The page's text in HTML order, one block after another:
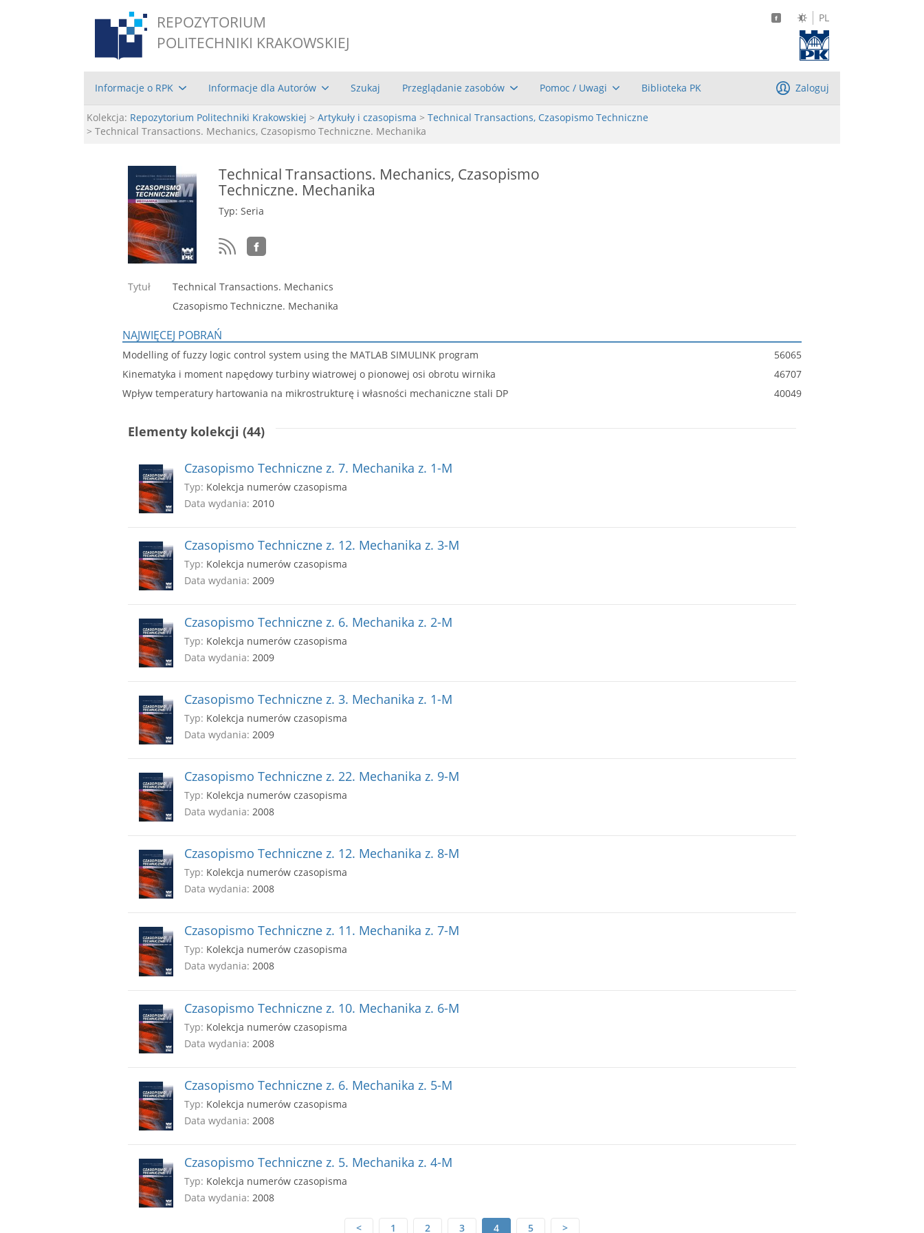
REPOZYTORIUM
POLITECHNIKI KRAKOWSKIEJ
PL
Informacje o RPK Informacje dla Autorów Szukaj Przeglądanie zasobów Pomoc / Uwagi Biblioteka PK Zaloguj
Kolekcja: Repozytorium Politechniki Krakowskiej > Artykuły i czasopisma > Technical Transactions, Czasopismo Techniczne
> Technical Transactions. Mechanics, Czasopismo Techniczne. Mechanika
Technical Transactions. Mechanics, Czasopismo
Techniczne. Mechanika
Typ: Seria
Tytuł
Technical Transactions. Mechanics
Czasopismo Techniczne. Mechanika
NAJWIĘCEJ POBRAŃ
Modelling of fuzzy logic control system using the MATLAB SIMULINK program
56065
Kinematyka i moment napędowy turbiny wiatrowej o pionowej osi obrotu wirnika
46707
Wpływ temperatury hartowania na mikrostrukturę i własności mechaniczne stali DP
40049
Elementy kolekcji (44)
Czasopismo Techniczne z. 7. Mechanika z. 1-M
Typ: Kolekcja numerów czasopisma
Data wydania: 2010
Czasopismo Techniczne z. 12. Mechanika z. 3-M
Typ: Kolekcja numerów czasopisma
Data wydania: 2009
Czasopismo Techniczne z. 6. Mechanika z. 2-M
Typ: Kolekcja numerów czasopisma
Data wydania: 2009
Czasopismo Techniczne z. 3. Mechanika z. 1-M
Typ: Kolekcja numerów czasopisma
Data wydania: 2009
Czasopismo Techniczne z. 22. Mechanika z. 9-M
Typ: Kolekcja numerów czasopisma
Data wydania: 2008
Czasopismo Techniczne z. 12. Mechanika z. 8-M
Typ: Kolekcja numerów czasopisma
Data wydania: 2008
Czasopismo Techniczne z. 11. Mechanika z. 7-M
Typ: Kolekcja numerów czasopisma
Data wydania: 2008
Czasopismo Techniczne z. 10. Mechanika z. 6-M
Typ: Kolekcja numerów czasopisma
Data wydania: 2008
Czasopismo Techniczne z. 6. Mechanika z. 5-M
Typ: Kolekcja numerów czasopisma
Data wydania: 2008
Czasopismo Techniczne z. 5. Mechanika z. 4-M
Typ: Kolekcja numerów czasopisma
Data wydania: 2008
< 1 2 3 4 5 >